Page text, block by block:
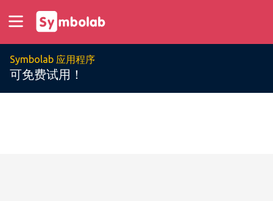
Symbolab 应用程序
可免费试用！